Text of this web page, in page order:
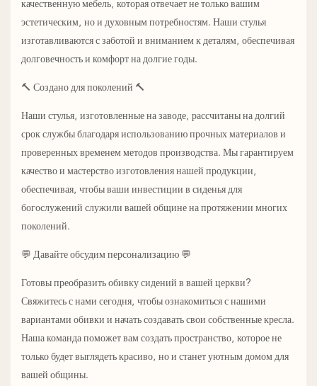
качественную мебель, которая отвечает не только вашим
эстетическим, но и духовным потребностям. Наши стулья
изготавливаются с заботой и вниманием к деталям, обеспечивая
долговечность и комфорт на долгие годы.
🔨 Создано для поколений 🔨
Наши стулья, изготовленные на заводе, рассчитаны на долгий
срок службы благодаря использованию прочных материалов и
проверенных временем методов производства. Мы гарантируем
качество и мастерство изготовления нашей продукции,
обеспечивая, чтобы ваши инвестиции в сиденья для
богослужений служили вашей общине на протяжении многих
поколений.
💬 Давайте обсудим персонализацию 💬
Готовы преобразить обивку сидений в вашей церкви?
Свяжитесь с нами сегодня, чтобы ознакомиться с нашими
вариантами обивки и начать создавать свои собственные кресла.
Наша команда поможет вам создать пространство, которое не
только будет выглядеть красиво, но и станет уютным домом для
вашей общины.